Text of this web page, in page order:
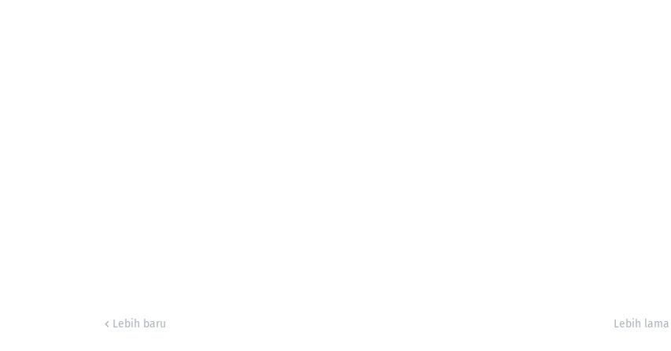
Lebih baru Lebih lama